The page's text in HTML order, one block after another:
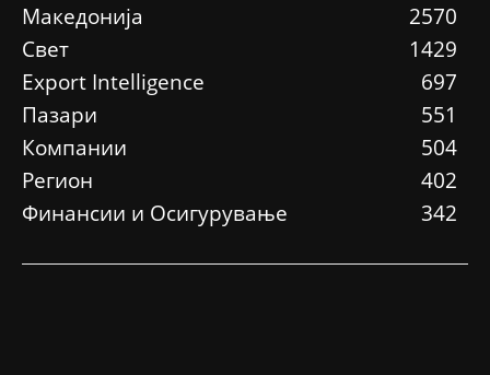
Македонија
2570
Свет
1429
Еxport Intelligence
697
Пазари
551
Компании
504
Регион
402
Финансии и Осигурување
342